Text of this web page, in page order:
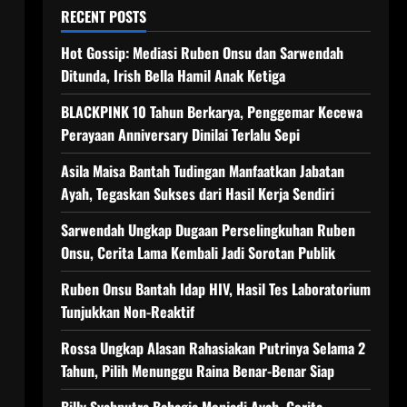
RECENT POSTS
Hot Gossip: Mediasi Ruben Onsu dan Sarwendah
Ditunda, Irish Bella Hamil Anak Ketiga
BLACKPINK 10 Tahun Berkarya, Penggemar Kecewa
Perayaan Anniversary Dinilai Terlalu Sepi
Asila Maisa Bantah Tudingan Manfaatkan Jabatan
Ayah, Tegaskan Sukses dari Hasil Kerja Sendiri
Sarwendah Ungkap Dugaan Perselingkuhan Ruben
Onsu, Cerita Lama Kembali Jadi Sorotan Publik
Ruben Onsu Bantah Idap HIV, Hasil Tes Laboratorium
Tunjukkan Non-Reaktif
Rossa Ungkap Alasan Rahasiakan Putrinya Selama 2
Tahun, Pilih Menunggu Raina Benar-Benar Siap